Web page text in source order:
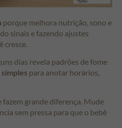
porque melhora nutrição, sono e
sinais e fazendo ajustes
cresce.
dias revela padrões de fome
para anotar horários,
fazem grande diferença. Mude
sem pressa para que o bebê